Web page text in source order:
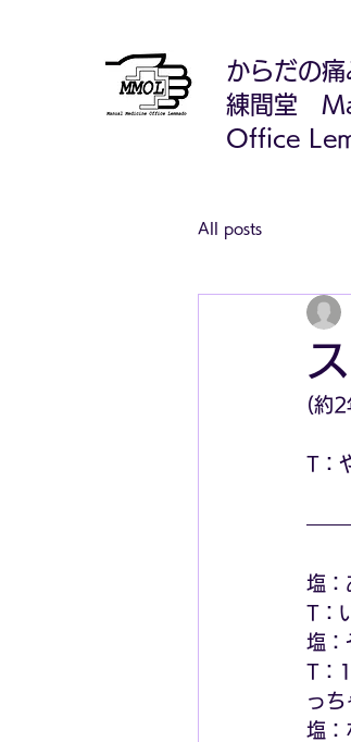
からだの
練間堂
Office
All posts
(約2
T：
塩：
T：
塩：
T：
っち
塩：